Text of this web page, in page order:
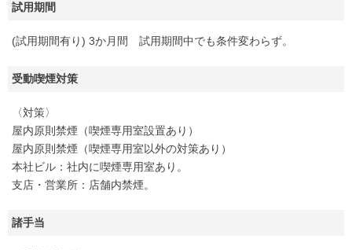
試用期間
(試用期間有り) 3か月間 試用期間中でも条件変わらず。
受動喫煙対策
〈対策〉
屋内原則禁煙（喫煙専用室設置あり）
屋内原則禁煙（喫煙専用室以外の対策あり）
本社ビル：社内に喫煙専用室あり。
支店・営業所：店舗内禁煙。
諸手当